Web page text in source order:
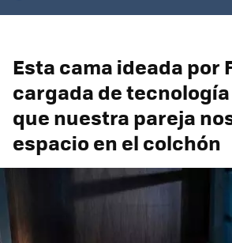
Esta cama ideada por
cargada de
que nuestra pareja
espacio en el colchón